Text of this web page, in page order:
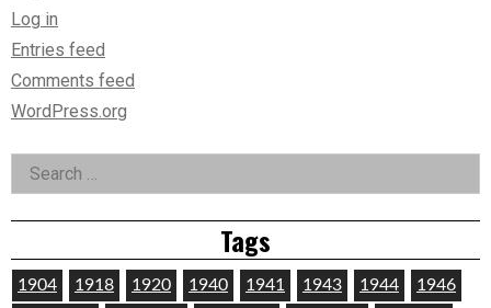
Log in
Entries feed
Comments feed
WordPress.org
Search
for:
Tags
1904 1918 1920 1940 1941 1943 1944
1946